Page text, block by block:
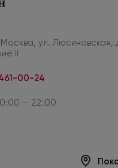
Москва, ул.
II
00-24
— 22:00